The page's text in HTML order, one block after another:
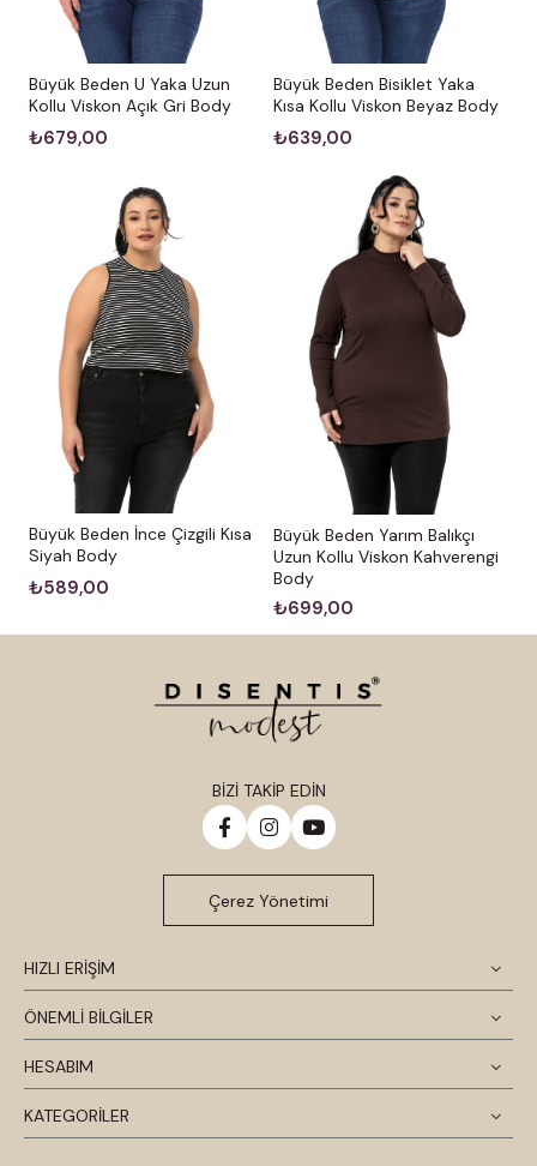
Büyük Beden U Yaka Uzun
Kollu Viskon Açık Gri Body
₺679,00
Büyük Beden Bisiklet Yaka
Kısa Kollu Viskon Beyaz Body
₺639,00
Büyük Beden İnce Çizgili Kısa
Siyah Body
₺589,00
Büyük Beden Yarım Balıkçı
Uzun Kollu Viskon Kahverengi
Body
₺699,00
HIZLI ERİŞİM
ÖNEMLİ BİLGİLER
HESABIM
KATEGORİLER
BİZİ TAKİP EDİN
Çerez Yönetimi